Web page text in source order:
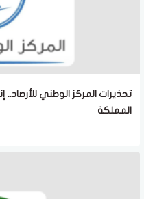
تحذيرات المركز الوطني
المملكة